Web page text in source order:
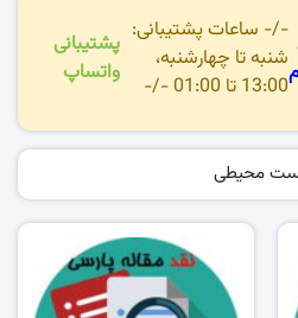
-/- ساعات پشتیبانی:
شنبه تا چهارشنبه،
13:00 تا 01:00 -/-
پشتیبانی
واتساپ
محیطی